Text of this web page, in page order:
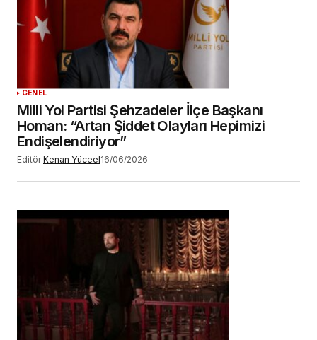
GENEL
Milli Yol Partisi Şehzadeler İlçe Başkanı
Homan: “Artan Şiddet Olayları Hepimizi
Endişelendiriyor”
Editör Kenan Yüceel16/06/2026